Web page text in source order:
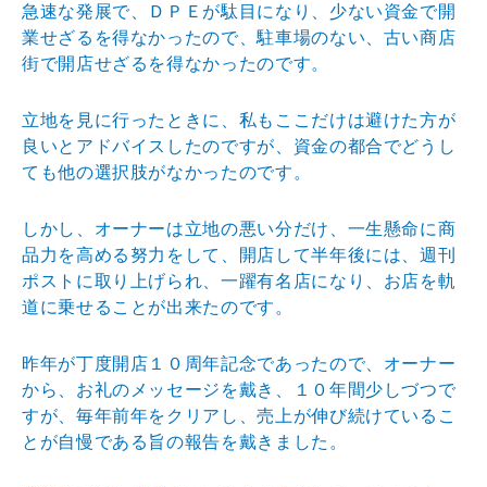
急速な発展で、ＤＰＥが駄目になり、少ない資金で開
業せざる を得なかったので、駐車場のない、古い商店
街で開店せざるを得なかったのです。
立地を見に行ったときに、私もここだけは避けた方が
良いとアドバイスしたのですが、資金の都合でどうし
ても他の選択肢がなかったのです。
しかし、オーナーは立地の悪い分だけ、一生懸命に商
品力 を高める努力をして、開店して半年後には、週刊
ポストに取り上げられ、一躍有名店になり、お店を軌
道に乗せるこ とが出来たのです。
昨年が丁度開店１０周年記念であったので、オーナー
から
、お礼のメッセージを戴き、１０年間少しづつで
すが、毎年前年をクリアし、売上が伸び続けているこ
とが自慢であ る旨の報告を戴きました。